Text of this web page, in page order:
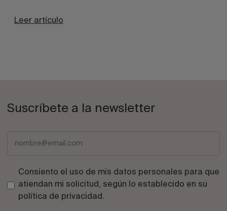
Leer artículo
Suscríbete a la newsletter
Consiento el uso de mis datos personales para que
atiendan mi solicitud, según lo establecido en su
política de privacidad.